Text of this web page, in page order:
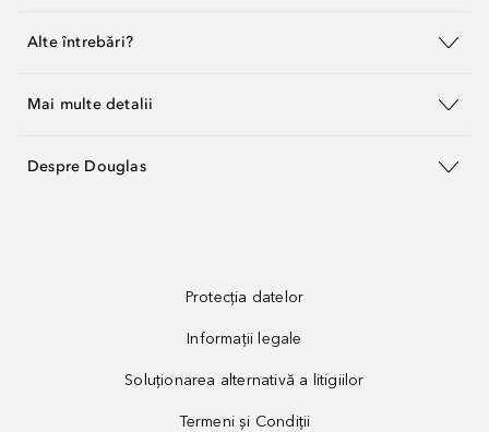
Alte întrebări?
Mai multe detalii
Despre Douglas
Protecția datelor
Informații legale
Soluționarea alternativă a litigiilor
Termeni și Condiții